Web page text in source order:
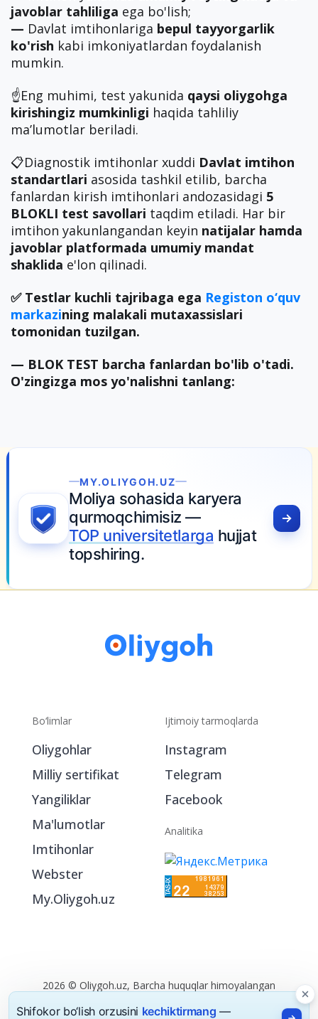
javoblar tahliliga ega bo'lish;
— Davlat imtihonlariga bepul tayyorgarlik
ko'rish kabi imkoniyatlardan foydalanish
mumkin.
☝️Eng muhimi, test yakunida qaysi oliygohga
kirishingiz mumkinligi haqida tahliliy
ma’lumotlar beriladi.
📋Diagnostik imtihonlar xuddi Davlat imtihon
standartlari asosida tashkil etilib, barcha
fanlardan kirish imtihonlari andozasidagi 5
BLOKLI test savollari taqdim etiladi. Har bir
imtihon yakunlangandan keyin natijalar hamda
javoblar platformada umumiy mandat
shaklida e'lon qilinadi.
✅ Testlar kuchli tajribaga ega Registon o‘quv
markazining malakali mutaxassislari
tomonidan tuzilgan.
— BLOK TEST barcha fanlardan bo'lib o'tadi.
O'zingizga mos yo'nalishni tanlang:
MY.OLIYGOH.UZ
Moliya sohasida karyera
qurmoqchimisiz —
TOP universitetlarga hujjat
topshiring.
Bo‘limlar
Oliygohlar
Milliy sertifikat
Yangiliklar
Ma'lumotlar
Imtihonlar
Webster
My.Oliygoh.uz
Ijtimoiy tarmoqlarda
Instagram
Telegram
Facebook
Analitika
2026 © Oliygoh.uz, Barcha huquqlar himoyalangan
Reklama/Foydalanish shartlari
Shifokor bo‘lish orzusini kechiktirmang —